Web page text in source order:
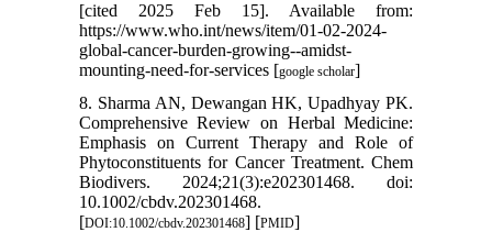
[cited 2025 Feb 15]. Available from:
https://www.who.int/news/item/01-02-2024-
global-cancer-burden-growing--amidst-
mounting-need-for-services [google scholar]
8. Sharma AN, Dewangan HK, Upadhyay PK.
Comprehensive Review on Herbal Medicine:
Emphasis on Current Therapy and Role of
Phytoconstituents for Cancer Treatment. Chem
Biodivers. 2024;21(3):e202301468. doi:
10.1002/cbdv.202301468.
[DOI:10.1002/cbdv.202301468] [PMID]